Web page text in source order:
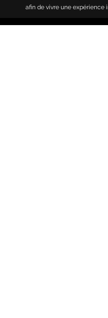
afin de vivre une expérience